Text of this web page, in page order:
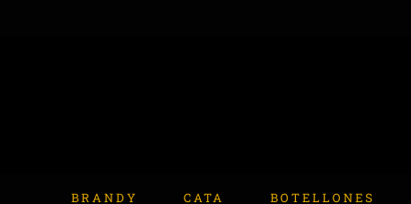
BRANDY CATA BOTELLONES